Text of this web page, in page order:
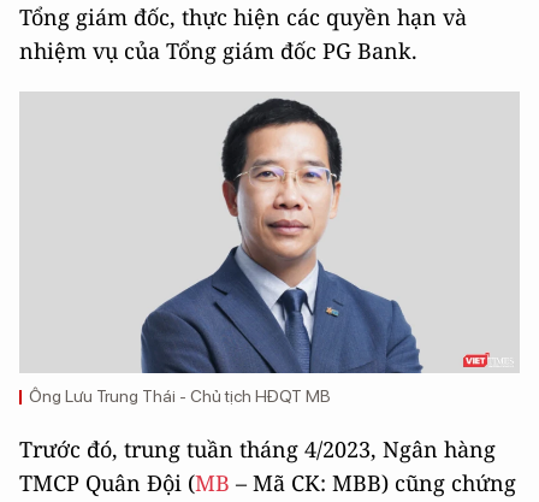
Tổng giám đốc, thực hiện các quyền hạn và
nhiệm vụ của Tổng giám đốc PG Bank.
Ông Lưu Trung Thái - Chủ tịch HĐQT MB
Trước đó, trung tuần tháng 4/2023, Ngân hàng
TMCP Quân Đội (MB – Mã CK: MBB) cũng chứng